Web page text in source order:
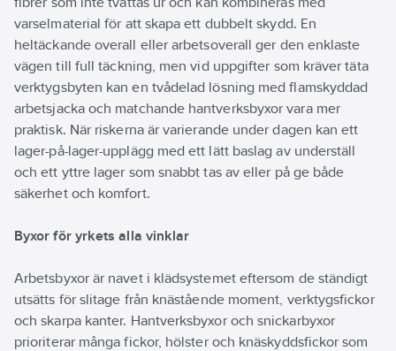
varselmaterial för att skapa ett dubbelt skydd. En
heltäckande overall eller arbetsoverall ger den enklaste
vägen till full täckning, men vid uppgifter som kräver täta
verktygsbyten kan en tvådelad lösning med flamskyddad
arbetsjacka och matchande hantverksbyxor vara mer
praktisk. När riskerna är varierande under dagen kan ett
lager-på-lager-upplägg med ett lätt baslag av underställ
och ett yttre lager som snabbt tas av eller på ge både
säkerhet och komfort.
Byxor för yrkets alla vinklar
Arbetsbyxor är navet i klädsystemet eftersom de ständigt
utsätts för slitage från knästående moment, verktygsfickor
och skarpa kanter. Hantverksbyxor och snickarbyxor
prioriterar många fickor, hölster och knäskyddsfickor som